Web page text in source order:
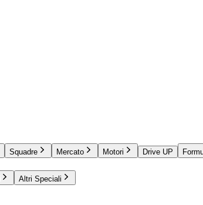
Squadre Mercato Motori Drive UP
Altri Speciali